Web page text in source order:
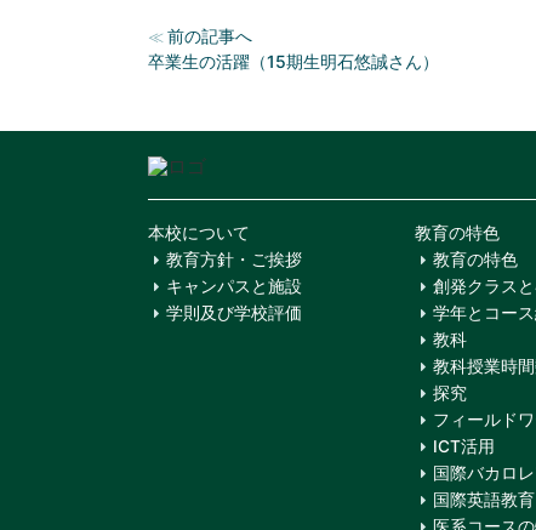
≪ 前の記事へ
卒業生の活躍（15期生明石悠誠さん）
本校について
教育方針・ご挨拶
キャンパスと施設
学則及び学校評価
教育の特色
教育の特色
創発クラス
学年とコー
教科
教科授業時
探究
フィールド
ICT活用
国際バカロ
国際英語教育